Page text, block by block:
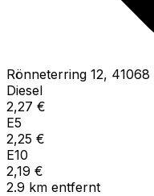
Rönneterring 12, 41068
Diesel
2,27 €
E5
2,25 €
E10
2,19 €
2.9 km entfernt